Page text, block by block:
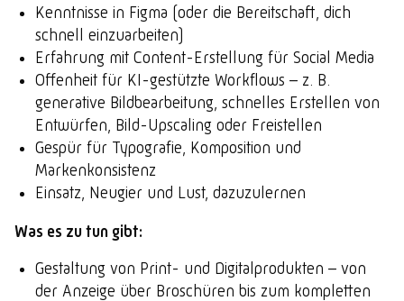
Kenntnisse in Figma (oder die Bereitschaft, dich
schnell einzuarbeiten)
Erfahrung mit Content-Erstellung für Social Media
Offenheit für KI-gestützte Workflows – z. B.
generative Bildbearbeitung, schnelles Erstellen von
Entwürfen, Bild-Upscaling oder Freistellen
Gespür für Typografie, Komposition und
Markenkonsistenz
Einsatz, Neugier und Lust, dazuzulernen
Was es zu tun gibt:
Gestaltung von Print- und Digitalprodukten – von
der Anzeige über Broschüren bis zum kompletten